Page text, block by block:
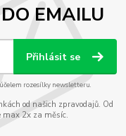
EMAILU
Přihlásit se
rozesílky newsletteru.
od našich zpravodajů. Od
max 2x za měsíc.